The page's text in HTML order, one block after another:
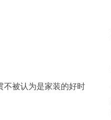
被认为是家装的好时